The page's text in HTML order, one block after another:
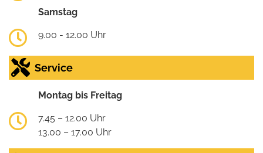
Samstag
9.00 - 12.00 Uhr
Service
Montag bis Freitag
7.45 – 12.00 Uhr
13.00 – 17.00 Uhr